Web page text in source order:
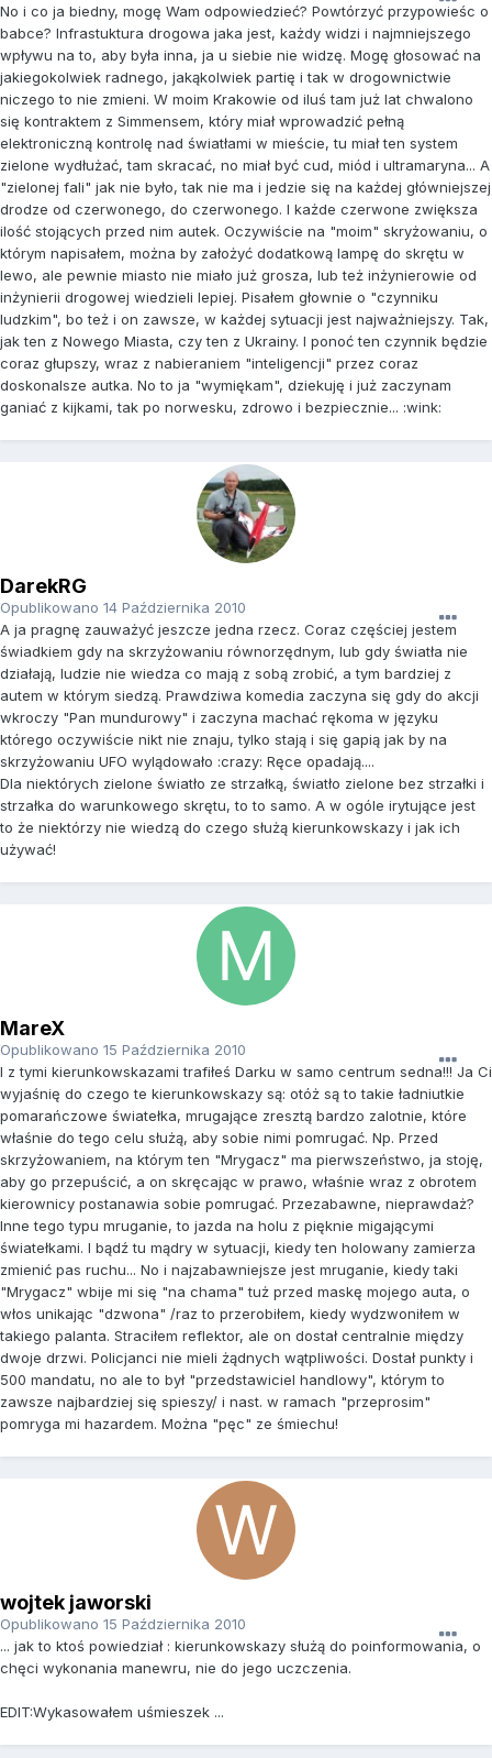
No i co ja biedny, mogę Wam odpowiedzieć? Powtórzyć przypowieśc o
babce? Infrastuktura drogowa jaka jest, każdy widzi i najmniejszego
wpływu na to, aby była inna, ja u siebie nie widzę. Mogę głosować na
jakiegokolwiek radnego, jakąkolwiek partię i tak w drogownictwie
niczego to nie zmieni. W moim Krakowie od iluś tam już lat chwalono
się kontraktem z Simmensem, który miał wprowadzić pełną
elektroniczną kontrolę nad światłami w mieście, tu miał ten system
zielone wydłużać, tam skracać, no miał być cud, miód i ultramaryna... A
"zielonej fali" jak nie było, tak nie ma i jedzie się na każdej główniejszej
drodze od czerwonego, do czerwonego. I każde czerwone zwiększa
ilość stojących przed nim autek. Oczywiście na "moim" skryżowaniu, o
którym napisałem, można by założyć dodatkową lampę do skrętu w
lewo, ale pewnie miasto nie miało już grosza, lub też inżynierowie od
inżynierii drogowej wiedzieli lepiej. Pisałem głownie o "czynniku
ludzkim", bo też i on zawsze, w każdej sytuacji jest najważniejszy. Tak,
jak ten z Nowego Miasta, czy ten z Ukrainy. I ponoć ten czynnik będzie
coraz głupszy, wraz z nabieraniem "inteligencji" przez coraz
doskonalsze autka. No to ja "wymiękam", dziekuję i już zaczynam
ganiać z kijkami, tak po norwesku, zdrowo i bezpiecznie... :wink:
DarekRG
Opublikowano 14 Października 2010
A ja pragnę zauważyć jeszcze jedna rzecz. Coraz częściej jestem
świadkiem gdy na skrzyżowaniu równorzędnym, lub gdy światła nie
działają, ludzie nie wiedza co mają z sobą zrobić, a tym bardziej z
autem w którym siedzą. Prawdziwa komedia zaczyna się gdy do akcji
wkroczy "Pan mundurowy" i zaczyna machać rękoma w języku
którego oczywiście nikt nie znaju, tylko stają i się gapią jak by na
skrzyżowaniu UFO wylądowało :crazy: Ręce opadają....
Dla niektórych zielone światło ze strzałką, światło zielone bez strzałki i
strzałka do warunkowego skrętu, to to samo. A w ogóle irytujące jest
to że niektórzy nie wiedzą do czego służą kierunkowskazy i jak ich
używać!
MareX
Opublikowano 15 Października 2010
I z tymi kierunkowskazami trafiłeś Darku w samo centrum sedna!!! Ja Ci
wyjaśnię do czego te kierunkowskazy są: otóż są to takie ładniutkie
pomarańczowe światełka, mrugające zresztą bardzo zalotnie, które
właśnie do tego celu służą, aby sobie nimi pomrugać. Np. Przed
skrzyżowaniem, na którym ten "Mrygacz" ma pierwszeństwo, ja stoję,
aby go przepuścić, a on skręcając w prawo, właśnie wraz z obrotem
kierownicy postanawia sobie pomrugać. Przezabawne, nieprawdaż?
Inne tego typu mruganie, to jazda na holu z pięknie migającymi
światełkami. I bądź tu mądry w sytuacji, kiedy ten holowany zamierza
zmienić pas ruchu... No i najzabawniejsze jest mruganie, kiedy taki
"Mrygacz" wbije mi się "na chama" tuż przed maskę mojego auta, o
włos unikając "dzwona" /raz to przerobiłem, kiedy wydzwoniłem w
takiego palanta. Straciłem reflektor, ale on dostał centralnie między
dwoje drzwi. Policjanci nie mieli żądnych wątpliwości. Dostał punkty i
500 mandatu, no ale to był "przedstawiciel handlowy", którym to
zawsze najbardziej się spieszy/ i nast. w ramach "przeprosim"
pomryga mi hazardem. Można "pęc" ze śmiechu!
wojtek jaworski
Opublikowano 15 Października 2010
... jak to ktoś powiedział : kierunkowskazy służą do poinformowania, o
chęci wykonania manewru, nie do jego uczczenia.
EDIT:Wykasowałem uśmieszek ...